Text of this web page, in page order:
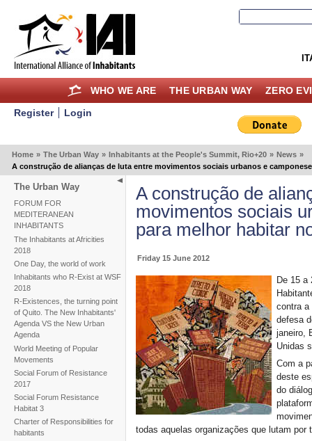
WHO WE ARE THE URBAN WAY ZERO
Register Login
Home » The Urban Way » Inhabitants at the People's Summit, Rio+20 » News »
A construção de alianças de luta entre movimentos sociais urbanos e
The Urban Way
FORUM FOR
MEDITERANEAN
INHABITANTS
The Inhabitants at Africities
2018
One Day, the world of work
Inhabitants who R-Exist at WSF
2018
R-Existences, the turning point
of Quito. The New Inhabitants'
Agenda VS the New Urban
Agenda
World Meeting of Popular
Movements
Social Forum of Resistance
2017
Social Forum Resistance
Habitat 3
Charter of Responsibilities for
habitants
A construção de
movimentos sociais
para melhor habitar
Friday 15 June 2012
De 15 a
contra a
defesa
janeiro,
Unidas
Com a
deste
do
todas aquelas organizações que lutam